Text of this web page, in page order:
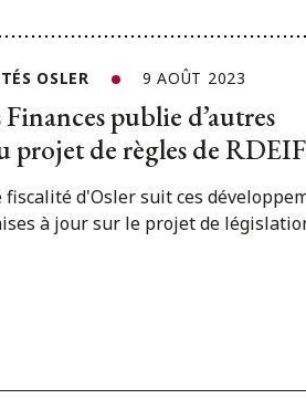
OSLER 9 AOÛT 2023
publie d’autres
projet de règles de RDEIF
d'Osler suit ces
à jour sur le projet de